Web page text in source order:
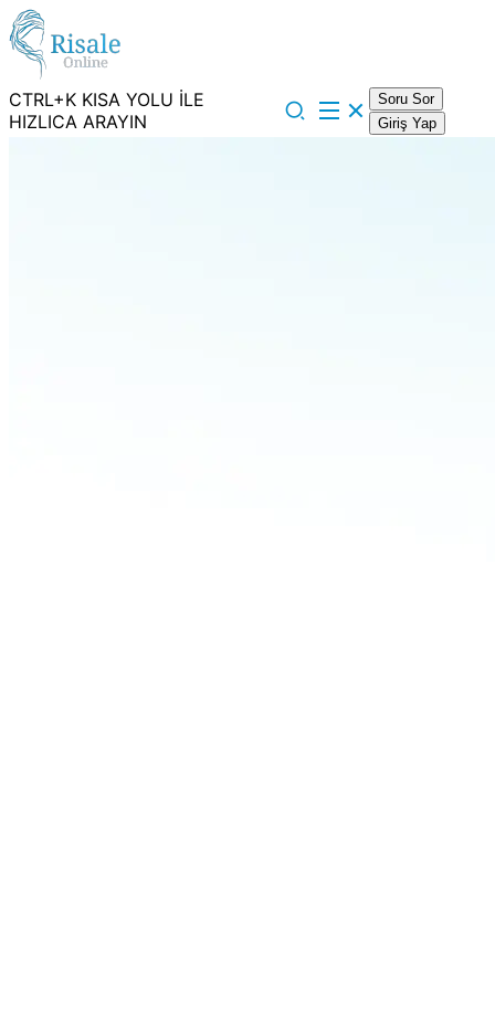
CTRL+K KISA YOLU İLE
HIZLICA ARAYIN
Soru Sor
Giriş Yap